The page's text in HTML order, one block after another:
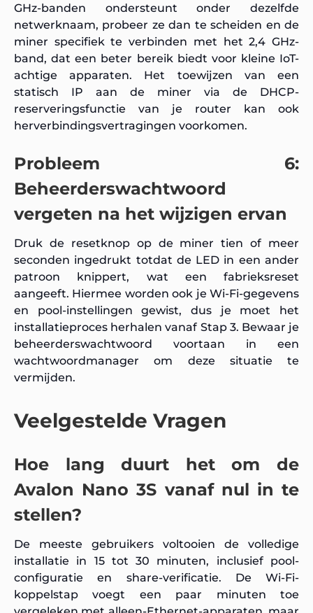
GHz-banden ondersteunt onder dezelfde
netwerknaam, probeer ze dan te scheiden en de
miner specifiek te verbinden met het 2,4 GHz-
band, dat een beter bereik biedt voor kleine IoT-
achtige apparaten. Het toewijzen van een
statisch IP aan de miner via de DHCP-
reserveringsfunctie van je router kan ook
herverbindingsvertragingen voorkomen.
Probleem 6:
Beheerderswachtwoord
vergeten na het wijzigen ervan
Druk de resetknop op de miner tien of meer
seconden ingedrukt totdat de LED in een ander
patroon knippert, wat een fabrieksreset
aangeeft. Hiermee worden ook je Wi-Fi-gegevens
en pool-instellingen gewist, dus je moet het
installatieproces herhalen vanaf Stap 3. Bewaar je
beheerderswachtwoord voortaan in een
wachtwoordmanager om deze situatie te
vermijden.
Veelgestelde Vragen
Hoe lang duurt het om de
Avalon Nano 3S vanaf nul in te
stellen?
De meeste gebruikers voltooien de volledige
installatie in 15 tot 30 minuten, inclusief pool-
configuratie en share-verificatie. De Wi-Fi-
koppelstap voegt een paar minuten toe